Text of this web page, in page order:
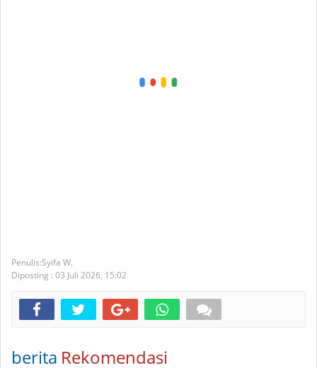
Syifa W.
Diposting : 03 Juli 2026, 15:02
berita Rekomendasi